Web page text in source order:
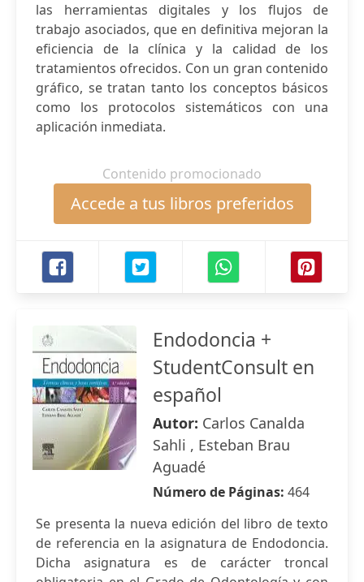
las herramientas digitales y los flujos de
trabajo asociados, que en definitiva mejoran la
eficiencia de la clínica y la calidad de los
tratamientos ofrecidos. Con un gran contenido
gráfico, se tratan tanto los conceptos básicos
como los protocolos sistemáticos con una
aplicación inmediata.
Contenido promocionado
Accede a tus libros preferidos
Endodoncia +
StudentConsult en
español
Autor: Carlos Canalda
Sahli , Esteban Brau
Aguadé
Número de Páginas: 464
Se presenta la nueva edición del libro de texto
de referencia en la asignatura de Endodoncia.
Dicha asignatura es de carácter troncal